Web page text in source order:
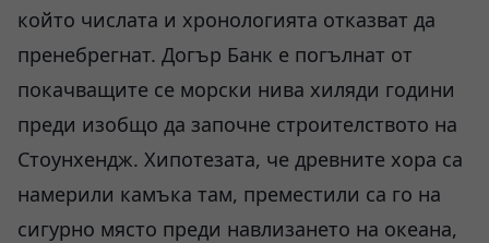
който числата и хронологията отказват да
пренебрегнат. Догър Банк е погълнат от
покачващите се морски нива хиляди години
преди изобщо да започне строителството на
Стоунхендж. Хипотезата, че древните хора са
намерили камъка там, преместили са го на
сигурно място преди навлизането на океана,